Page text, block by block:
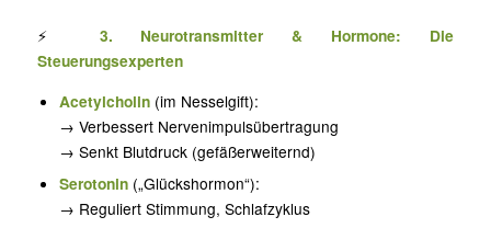
⚡ 3. Neurotransmitter & Hormone: Die
Steuerungsexperten
Acetylcholin (im Nesselgift):
→ Verbessert Nervenimpulsübertragung
→ Senkt Blutdruck (gefäßerweiternd)
Serotonin („Glückshormon“):
→ Reguliert Stimmung, Schlafzyklus